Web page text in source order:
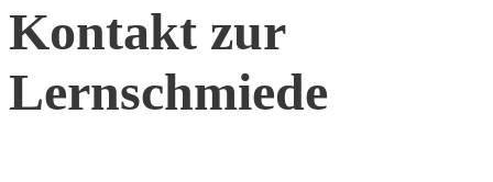
Kontakt zur
Lernschmiede